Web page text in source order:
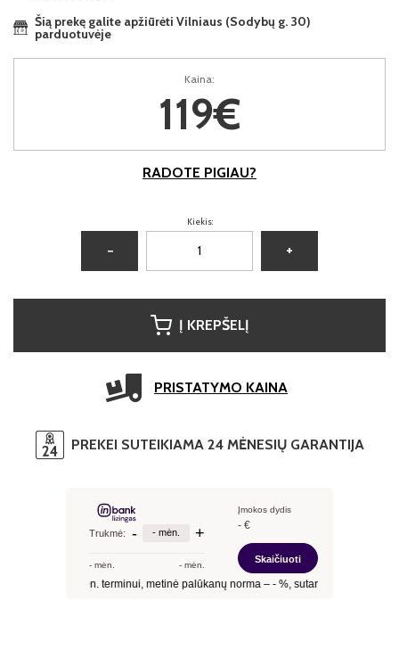
Šią prekę galite apžiūrėti Vilniaus (Sodybų g. 30)
parduotuvėje
Kaina:
119€
RADOTE PIGIAU?
Kiekis:
− +
Į KREPŠELĮ
PRISTATYMO KAINA
PREKEI SUTEIKIAMA 24 MĖNESIŲ GARANTIJA